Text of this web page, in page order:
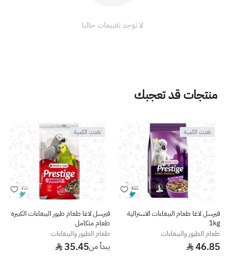
لا توجد تقييمات حاليا
منتجات قد تعجبك
نفدت الكمية
فيرسل لاغا طعام الببغاءات الاسترالية
1kg
طعام الطيور والببغاءات
46.85
نفدت الكمية
فيرسل لاغا طعام طيور الببغاءات الكبيرة
طعام متكامل
طعام الطيور والببغاءات
يبدأ من35.45